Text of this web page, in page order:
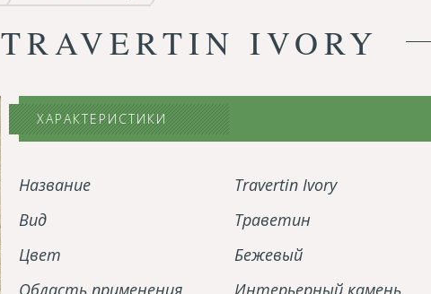
TRAVERTIN IVORY
ХАРАКТЕРИСТИКИ
Название
Travertin Ivory
Вид
Траветин
Цвет
Бежевый
Область применения
Интерьерный камень